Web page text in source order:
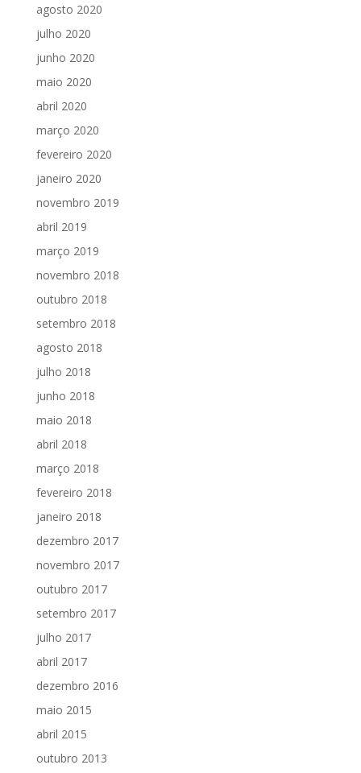
agosto 2020
julho 2020
junho 2020
maio 2020
abril 2020
março 2020
fevereiro 2020
janeiro 2020
novembro 2019
abril 2019
março 2019
novembro 2018
outubro 2018
setembro 2018
agosto 2018
julho 2018
junho 2018
maio 2018
abril 2018
março 2018
fevereiro 2018
janeiro 2018
dezembro 2017
novembro 2017
outubro 2017
setembro 2017
julho 2017
abril 2017
dezembro 2016
maio 2015
abril 2015
outubro 2013